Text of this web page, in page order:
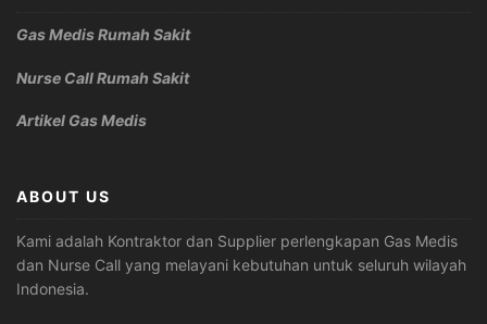
Gas Medis Rumah Sakit
Nurse Call Rumah Sakit
Artikel Gas Medis
ABOUT US
Kami adalah Kontraktor dan Supplier perlengkapan Gas Medis
dan Nurse Call yang melayani kebutuhan untuk seluruh wilayah
Indonesia.